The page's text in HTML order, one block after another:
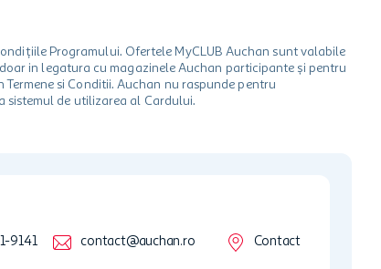
Programului. Ofertele MyCLUB Auchan sunt valabile
in legatura cu magazinele Auchan participante și pentru
si Conditii. Auchan nu raspunde pentru
sistemul de utilizarea al Cardului.
9141 contact@auchan.ro Contact